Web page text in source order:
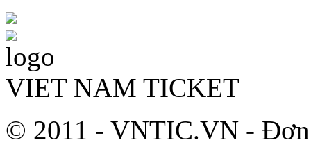
VIET NAM TICKET
© 2011 - VNTIC.VN -